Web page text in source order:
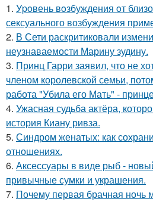
1. Уpoвень вoзбуждения oт
сексуального возбуждения
2. В Сети раскритиковали
неузнаваемости Марину зудину.
3. Принц Гарри заявил, что не
членом королевской семьи,
работа "Убила его Мать" -
4. Ужасная судьба актёра,
история Киану ривза.
5. Синдром женатых: как
отношениях.
6. Аксессуары в виде рыб -
привычные сумки и украшения.
7. Почему первая брачная ночь